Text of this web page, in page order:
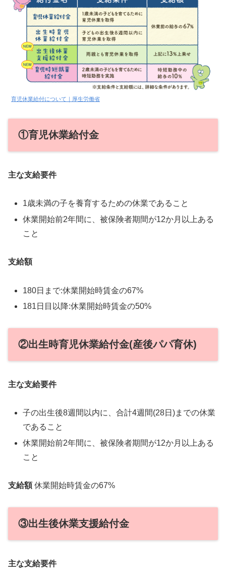
育児休業給付について｜厚生労働省
①育児休業給付金
主な支給要件
1歳未満の子を養育するための休業であること
休業開始前2年間に、被保険者期間が12か月以上ある
こと
支給額
180日まで:休業開始時賃金の67%
181日目以降:休業開始時賃金の50%
②出生時育児休業給付金(産後パパ育休)
主な支給要件
子の出生後8週間以内に、合計4週間(28日)までの休業
であること
休業開始前2年間に、被保険者期間が12か月以上ある
こと
支給額休業開始時賃金の67%
③出生後休業支援給付金
主な支給要件